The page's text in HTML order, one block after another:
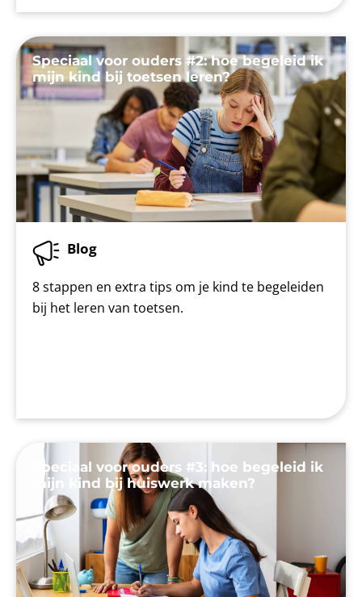
Speciaal voor ouders #2: hoe begeleid ik
mijn kind bij toetsen leren?
Blog
8 stappen en extra tips om je kind te begeleiden
bij het leren van toetsen.
Speciaal voor ouders #3: hoe begeleid ik
mijn kind bij huiswerk maken?